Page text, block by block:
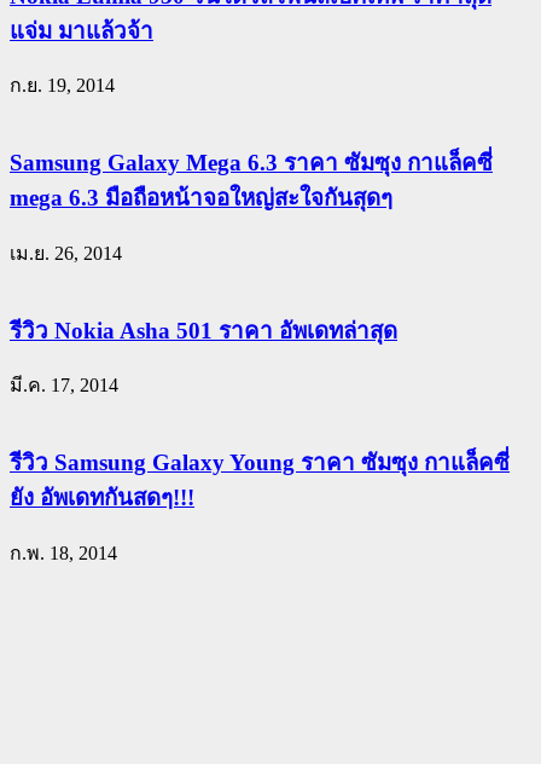
แจ่ม มาแล้วจ้า
ก.ย. 19, 2014
Samsung Galaxy Mega 6.3 ราคา ซัมซุง กาแล็คซี่
mega 6.3 มือถือหน้าจอใหญ่สะใจกันสุดๆ
เม.ย. 26, 2014
รีวิว Nokia Asha 501 ราคา อัพเดทล่าสุด
มี.ค. 17, 2014
รีวิว Samsung Galaxy Young ราคา ซัมซุง กาแล็คซี่
ยัง อัพเดทกันสดๆ!!!
ก.พ. 18, 2014